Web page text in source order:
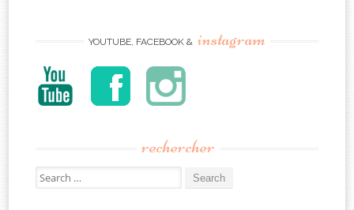
YOUTUBE, FACEBOOK & instagram
rechercher
Search
for: